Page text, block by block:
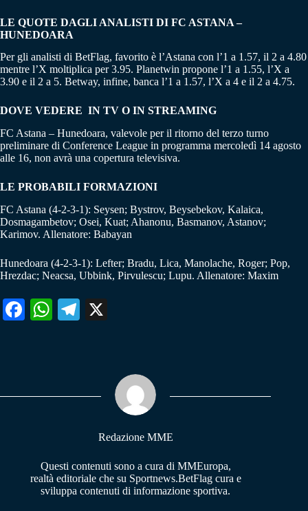
LE QUOTE DAGLI ANALISTI DI FC ASTANA –
HUNEDOARA
Per gli analisti di BetFlag, favorito è l’Astana con l’1 a 1.57, il 2 a 4.80
mentre l’X moltiplica per 3.95. Planetwin propone l’1 a 1.55, l’X a
3.90 e il 2 a 5. Betway, infine, banca l’1 a 1.57, l’X a 4 e il 2 a 4.75.
DOVE VEDERE IN TV O IN STREAMING
FC Astana – Hunedoara, valevole per il ritorno del terzo turno
preliminare di Conference League in programma mercoledì 14 agosto
alle 16, non avrà una copertura televisiva.
LE PROBABILI FORMAZIONI
FC Astana (4-2-3-1): Seysen; Bystrov, Beysebekov, Kalaica,
Dosmagambetov; Osei, Kuat; Ahanonu, Basmanov, Astanov;
Karimov. Allenatore: Babayan
Hunedoara (4-2-3-1): Lefter; Bradu, Lica, Manolache, Roger; Pop,
Hrezdac; Neacsa, Ubbink, Pirvulescu; Lupu. Allenatore: Maxim
Fa W
pp
Te
m
Redazione MME
Questi contenuti sono a cura di MMEuropa,
realtà editoriale che su Sportnews.BetFlag cura e
sviluppa contenuti di informazione sportiva.